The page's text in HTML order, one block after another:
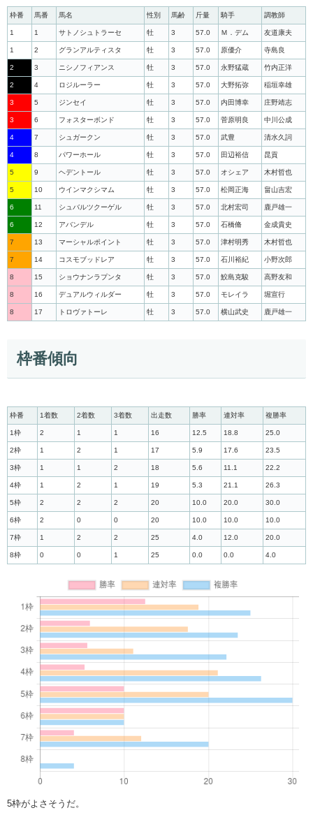
枠番 馬番 馬名 性別 馬齢 斤量 騎手 調教師
1 1 サトノシュトラーセ 牡 3 57.0 Ｍ．デム 友道康夫
1 2 グランアルティスタ 牡 3 57.0 原優介 寺島良
2 3 ニシノフィアンス 牡 3 57.0 永野猛蔵 竹内正洋
2 4 ロジルーラー 牡 3 57.0 大野拓弥 稲垣幸雄
3 5 ジンセイ 牡 3 57.0 内田博幸 庄野靖志
3 6 フォスターボンド 牡 3 57.0 菅原明良 中川公成
4 7 シュガークン 牡 3 57.0 武豊 清水久詞
4 8 パワーホール 牡 3 57.0 田辺裕信 昆貢
5 9 ヘデントール 牡 3 57.0 オシェア 木村哲也
5 10 ウインマクシマム 牡 3 57.0 松岡正海 畠山吉宏
6 11 シュバルツクーゲル 牡 3 57.0 北村宏司 鹿戸雄一
6 12 アバンデル 牡 3 57.0 石橋脩 金成貴史
7 13 マーシャルポイント 牡 3 57.0 津村明秀 木村哲也
7 14 コスモブッドレア 牡 3 57.0 石川裕紀 小野次郎
8 15 ショウナンラプンタ 牡 3 57.0 鮫島克駿 高野友和
8 16 デュアルウィルダー 牡 3 57.0 モレイラ 堀宣行
8 17 トロヴァトーレ 牡 3 57.0 横山武史 鹿戸雄一
枠番傾向
枠番 1着数 2着数 3着数 出走数 勝率 連対率 複勝率
1枠 2 1 1 16 12.5 18.8 25.0
2枠 1 2 1 17 5.9 17.6 23.5
3枠 1 1 2 18 5.6 11.1 22.2
4枠 1 2 1 19 5.3 21.1 26.3
5枠 2 2 2 20 10.0 20.0 30.0
6枠 2 0 0 20 10.0 10.0 10.0
7枠 1 2 2 25 4.0 12.0 20.0
8枠 0 0 1 25 0.0 0.0 4.0
5枠がよさそうだ。